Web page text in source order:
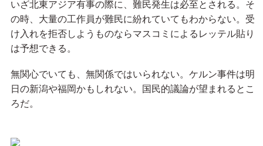
いざ北東アジア有事の際に、難民発生は必至とされる。そ
の時、大量の工作員が難民に紛れていてもわからない。受
け入れを拒否しようものならマスコミによるレッテル貼り
は予想できる。
無関心でいても、無関係ではいられない。ケルン事件は明
日の新潟や福岡かもしれない。国民的議論が望まれるとこ
ろだ。